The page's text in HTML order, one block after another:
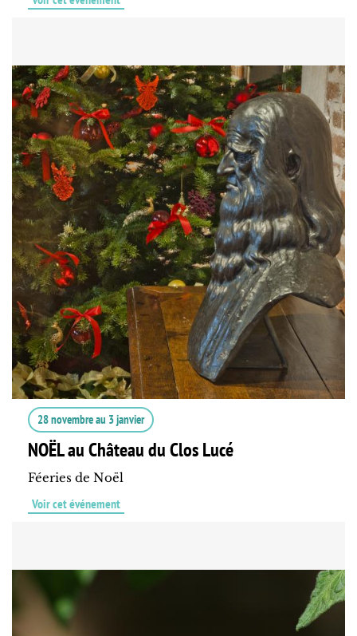
28 novembreau 3 janvier
NOËL au Château du Clos Lucé
Féeries de Noël
Voir cet événement